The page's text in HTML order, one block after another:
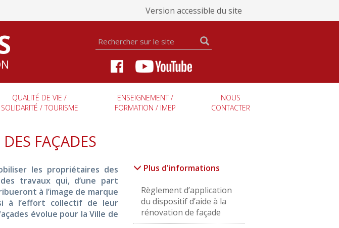
Version accessible du site
QUALITÉ DE VIE /
SOLIDARITÉ / TOURISME
ENSEIGNEMENT /
FORMATION / IMEP
NOUS
CONTACTER
FAÇADES
les propriétaires des
travaux qui, d’une part
à l’image de marque
à l’effort collectif de leur
évolue pour la Ville de
Plus d'informations
Règlement d’application
du dispositif d’aide à la
rénovation de façade